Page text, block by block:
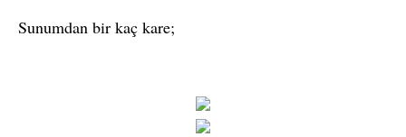
Sunumdan bir kaç kare;